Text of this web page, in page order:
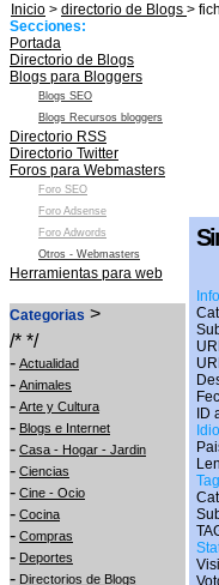
Inicio > directorio de Blogs >
Secciones:
Portada
Directorio de Blogs
Blogs para Bloggers
Blogs SEO
Blogs Recursos bloggers
Directorio RSS
Directorio Twitter
Foros para Webmasters
Foro SEO
Foro Adsense
Foro Adwords
Otros - Webmasters
Herramientas para web
Categorias >
/* */
- Actualidad
- Animales
- Arte y Cultura
- Blogs e Internet
- Casa - Hogar - Jardin
- Ciencias
- Cine - Ocio
- Cocina
- Compras
- Deportes
- Directorios de Blogs
ID